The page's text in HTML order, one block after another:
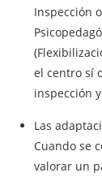
Inspección
el centro sí
inspección
Las
Cuando se
valorar un